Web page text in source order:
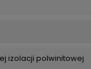
izolacji polwinitowej